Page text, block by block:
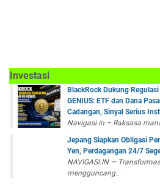
Investasi
BlackRock Dukung
GENIUS: ETF dan Dana
Cadangan, Sinyal Serius
Navigasi.in – Raksasa
Jepang Siapkan Obligasi
Yen, Perdagangan 24/7
NAVIGASI.IN —
mengguncang...